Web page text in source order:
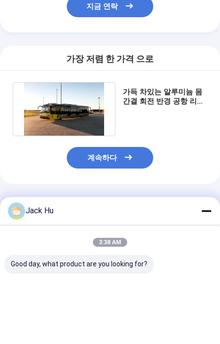
지금 연락
가장 저렴 한 가격 으로
가득 차있는 알루미늄 몸
간결 회전 반경 공항 리무
계속하다
추천된 제품
Jack Hu
3:38 AM
Good day, what product are you looking for?